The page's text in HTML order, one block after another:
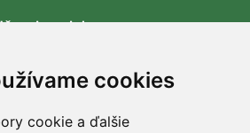
cookies
cookie a ďalšie
a bezplatne
pri objednávkach nad 75 EUR
a vrátenie tovaru
kedykoľvek vrátiť alebo vymeniť do 90